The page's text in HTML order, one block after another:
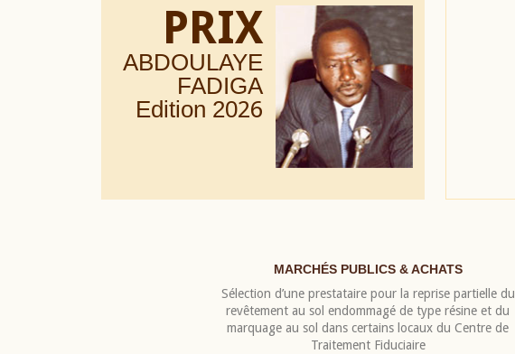
PRIX
ABDOULAYE
FADIGA
Edition 2026
MARCHÉS PUBLICS & ACHATS
Sélection d’une prestataire pour la reprise partielle du
revêtement au sol endommagé de type résine et du
marquage au sol dans certains locaux du Centre de
Traitement Fiduciaire